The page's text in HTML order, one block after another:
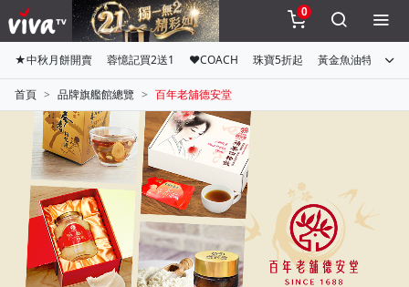
0
★中秋月餅開賣 蓉憶記買2送1 ♥COACH 珠寶5折起 黃金魚油特惠組
首頁 品牌旗艦館總覽 百年老舖德安堂